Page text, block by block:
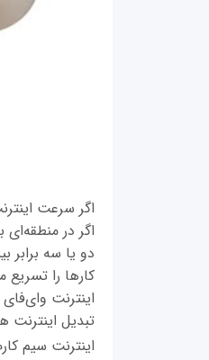
اگر سرعت
اگر در
دو یا سه برابر
کارها را
اینترنت
تبدیل اینترنت
اینترنت سیم